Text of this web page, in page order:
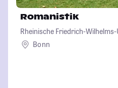
Romanistik
Rheinische Friedrich-
Bonn